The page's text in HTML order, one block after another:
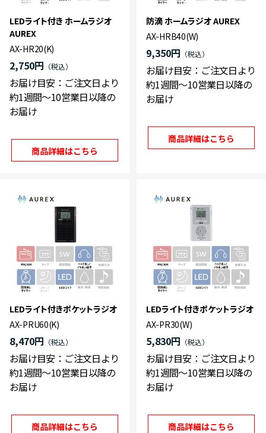
LEDライト付き ホームラジオ
AUREX
AX-HR20(K)
2,750円
お届け目安：ご注文日より
約1週間～10営業日以降の
お届け
商品詳細はこちら
防滴 ホームラジオ AUREX
AX-HRB40(W)
9,350円
お届け目安：ご注文日より
約1週間～10営業日以降の
お届け
商品詳細はこちら
LEDライト付きポケットラジオ
AX-PRU60(K)
8,470円
お届け目安：ご注文日より
約1週間～10営業日以降の
お届け
商品詳細はこちら
LEDライト付きポケットラジオ
AX-PR30(W)
5,830円
お届け目安：ご注文日より
約1週間～10営業日以降の
お届け
商品詳細はこちら